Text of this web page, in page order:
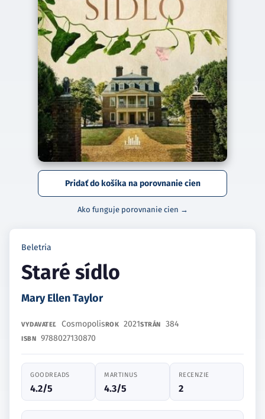
Pridať do košíka na porovnanie cien
Ako funguje porovnanie cien →
Beletria
Staré sídlo
Mary Ellen Taylor
VYDAVATEĽ CosmopolisROK 2021STRÁN 384
ISBN 9788027130870
GOODREADS
4.2/5
MARTINUS
4.3/5
RECENZIE
2